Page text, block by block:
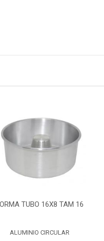
TUBO 16X8 TAM 16
ALUMINIO CIRCULAR